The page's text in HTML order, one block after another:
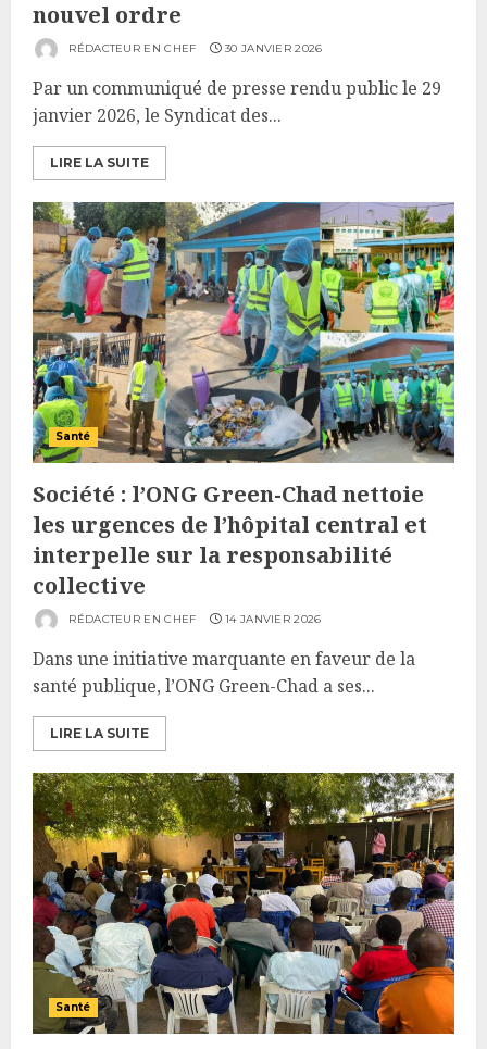
nouvel ordre
RÉDACTEUR EN CHEF 30 JANVIER 2026
Par un communiqué de presse rendu public le 29
janvier 2026, le Syndicat des...
LIRE LA SUITE
Santé
Société : l’ONG Green-Chad nettoie
les urgences de l’hôpital central et
interpelle sur la responsabilité
collective
RÉDACTEUR EN CHEF 14 JANVIER 2026
Dans une initiative marquante en faveur de la
santé publique, l’ONG Green-Chad a ses...
LIRE LA SUITE
Santé